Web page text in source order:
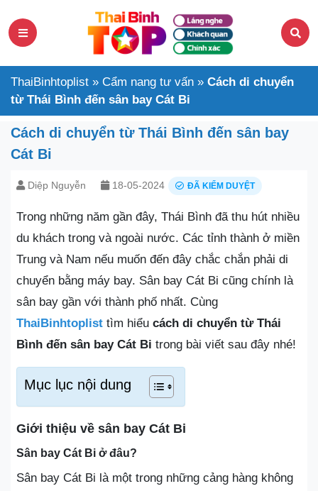
ThaiBinhtoplist » Cẩm nang tư vấn » Cách di chuyển
từ Thái Bình đến sân bay Cát Bi
Cách di chuyển từ Thái Bình đến sân bay
Cát Bi
Diệp Nguyễn 18-05-2024 ĐÃ KIỂM DUYỆT
Trong những năm gần đây, Thái Bình đã thu hút nhiều
du khách trong và ngoài nước. Các tỉnh thành ở miền
Trung và Nam nếu muốn đến đây chắc chắn phải di
chuyển bằng máy bay. Sân bay Cát Bi cũng chính là
sân bay gần với thành phố nhất. Cùng
ThaiBinhtoplist tìm hiểu cách di chuyển từ Thái
Bình đến sân bay Cát Bi trong bài viết sau đây nhé!
Mục lục nội dung
Giới thiệu về sân bay Cát Bi
Sân bay Cát Bi ở đâu?
Sân bay Cát Bi là một trong những cảng hàng không